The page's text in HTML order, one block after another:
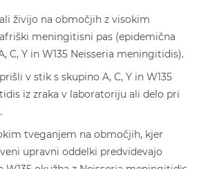
živijo na območjih z visokim
meningitisni pas (epidemična
C, Y in W135 Neisseria meningitidis).
v stik s skupino A, C, Y in W135
iz zraka v laboratoriju ali delo pri
tveganjem na območjih, kjer
upravni oddelki predvidevajo